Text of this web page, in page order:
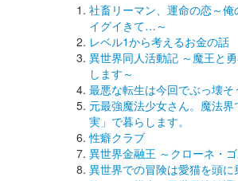
社畜リーマン、運命の恋～
イグイきて…～
レベル1から考えるお金の話
異世界同人活動記 ～魔王と
します～
最悪な転生は今回でぶっ壊そ
元最強魔法少女さん。魔法
実」で暮らします。
性癖クラブ
異世界金融王 ～クローネ・
異世界での冒険は愛猫を頭に